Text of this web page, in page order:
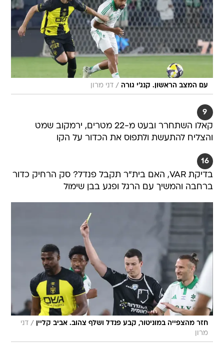
עם המצב הראשון. קנג'י גורה / דני מרון
9
קאלו השתחרר ובעט מ-22 מטרים, ירמקוב שמט
והצליח להתעשת ולתפוס את הכדור על הקו
16
בדיקת VAR, האם בית"ר תקבל פנדל? סק הרחיק כדור
ברחבה והמשיך עם הרגל ופגע בבן שימול
חזר מהצפייה במוניטור, קבע פנדל ושלף צהוב. אביב קליין / דני
מרון